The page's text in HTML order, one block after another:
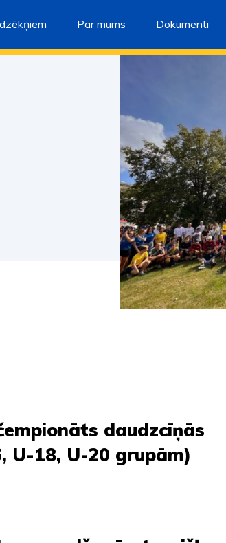
Par mums Dokumenti
daudzcīņās
18, U-20 grupām)